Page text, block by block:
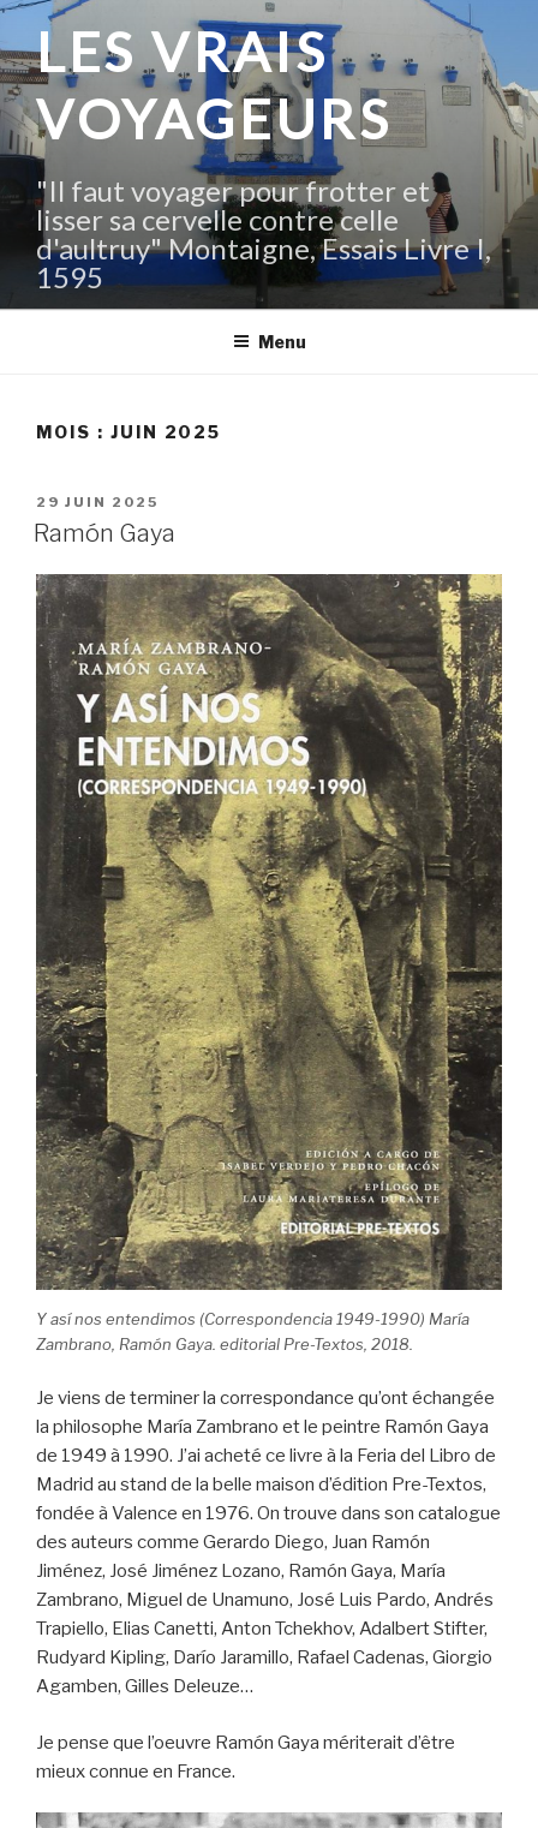
Aller
contenu
principal
LES VRAIS
VOYAGEURS
"Il faut voyager pour frotter et
lisser sa cervelle contre celle
d'aultruy" Montaigne, Essais Livre I,
1595
Menu
MOIS : JUIN 2025
PUBLIÉ
LE
29 JUIN 2025
Ramón Gaya
Y así nos entendimos (Correspondencia 1949-1990) María
Zambrano, Ramón Gaya. editorial Pre-Textos, 2018.
Je viens de terminer la correspondance qu’ont échangée
la philosophe María Zambrano et le peintre Ramón Gaya
de 1949 à 1990. J’ai acheté ce livre à la Feria del Libro de
Madrid au stand de la belle maison d’édition Pre-Textos,
fondée à Valence en 1976. On trouve dans son catalogue
des auteurs comme Gerardo Diego, Juan Ramón
Jiménez, José Jiménez Lozano, Ramón Gaya, María
Zambrano, Miguel de Unamuno, José Luis Pardo, Andrés
Trapiello, Elias Canetti, Anton Tchekhov, Adalbert Stifter,
Rudyard Kipling, Darío Jaramillo, Rafael Cadenas, Giorgio
Agamben, Gilles Deleuze…
Je pense que l’oeuvre Ramón Gaya mériterait d’être
mieux connue en France.